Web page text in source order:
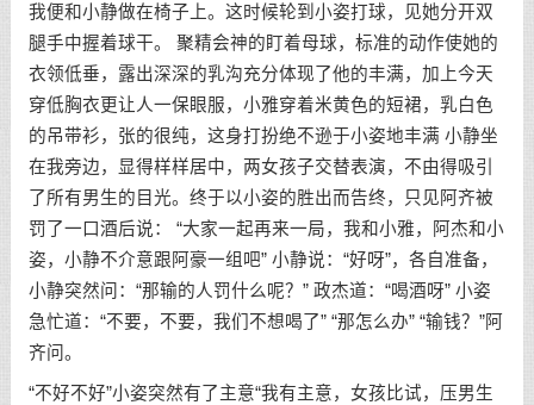
我便和小静做在椅子上。这时候轮到小姿打球，见她分开双
腿手中握着球干。 聚精会神的盯着母球，标准的动作使她的
衣领低垂，露出深深的乳沟充分体现了他的丰满，加上今天
穿低胸衣更让人一保眼服，小雅穿着米黄色的短裙，乳白色
的吊带衫，张的很纯，这身打扮绝不逊于小姿地丰满 小静坐
在我旁边，显得样样居中，两女孩子交替表演，不由得吸引
了所有男生的目光。终于以小姿的胜出而告终，只见阿齐被
罚了一口酒后说： “大家一起再来一局，我和小雅，阿杰和小
姿，小静不介意跟阿豪一组吧” 小静说：“好呀”，各自准备，
小静突然问：“那输的人罚什么呢？” 政杰道：“喝酒呀” 小姿
急忙道：“不要，不要，我们不想喝了” “那怎么办” “输钱？”阿
齐问。
“不好不好”小姿突然有了主意“我有主意，女孩比试，压男生